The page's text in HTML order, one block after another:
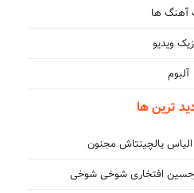
آهنگ ها
ویدیو
آلبوم
ترین ها
یالچینتاش مجنون
افتخاری شوخی شوخی